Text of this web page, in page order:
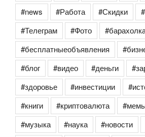
#news
#Работа #Скидки
#Телеграм
#Фото
#бесплатныеобъявления
#блог
#видео #деньги
#здоровье
#инвестиции
#книги
#криптовалюта
#музыка
#наука #новости